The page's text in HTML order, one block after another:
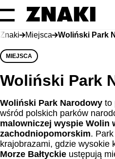
Znaki Miejsca Woliński Park
MIEJSCA
Woliński Park
Woliński Park Narodowy to
wśród polskich parków
malowniczej wyspie Wolin
zachodniopomorskim.
krajobrazami, gdzie wysokie
Morze Bałtyckie ustępują